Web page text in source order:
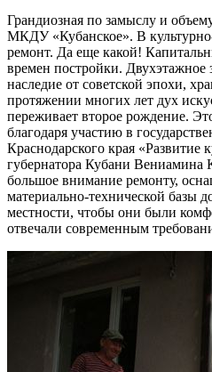
Грандиозная по замыслу и
МКДУ «Кубанское». В
ремонт. Да еще какой!
времен постройки. Двухэтажное
наследие от советской эпохи,
протяжении многих лет дух
переживает второе рождение.
благодаря участию в
Краснодарского края «Развитие
губернатора Кубани Вениамина
большое внимание ремонту,
материально-технической базы
местности, чтобы они были
отвечали современным